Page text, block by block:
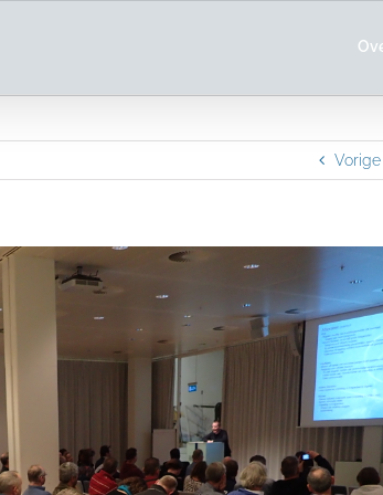
Vorige